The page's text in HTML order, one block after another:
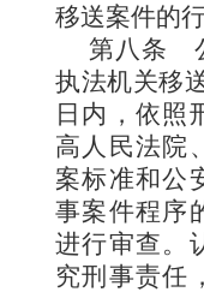
移送案件的
第八条
执法机关移
日内，依照
高人民法院
案标准和公
事案件程序
进行审查。
究刑事责任